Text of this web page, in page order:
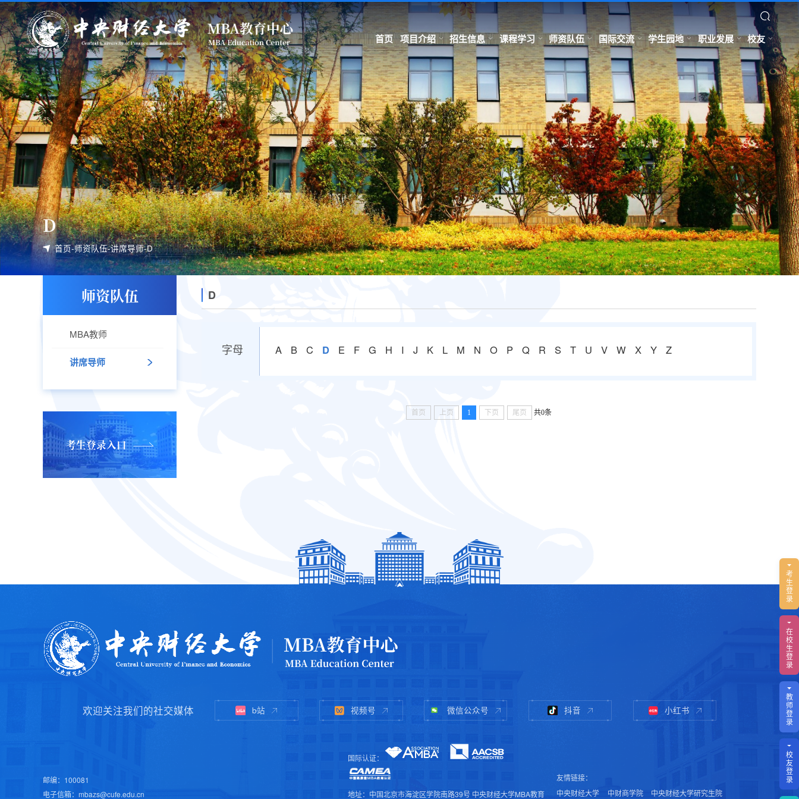
首页 项目介绍 招生信息 课程学习 师资队伍 国际交流 学生园地 职业发展 校友
D
首页-师资队伍-讲席导师-D
师资队伍
MBA教师
讲席导师
考生登录入口
D
字母 A B C D E F G H I J K L M N O P Q R S T U V W X Y Z
首页 上页 1 下页 尾页 共0条
欢迎关注我们的社交媒体 b站 视频号 微信公众号 抖音 小红书
邮编：100081
电子信箱：mbazs@cufe.edu.cn
国际认证：
地址：中国北京市海淀区学院南路39号 中央财经大学MBA教育
友情链接：
中央财经大学
中财商学院 中央财经大学研究生院
考
生
登
录
在
校
生
登
录
教
师
登
录
校
友
登
录